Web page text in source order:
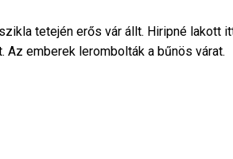
tetején erős vár állt. Hiripné
emberek lerombolták a bűnös várat.